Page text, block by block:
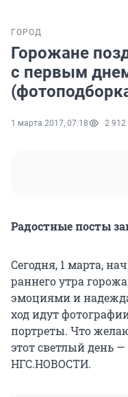
ГОРОД
Горожане
с первым
1 марта 2017, 07:18 2 912
Радостные посты
Сегодня, 1 марта,
раннего утра
эмоциями и
ход идут
портреты. Что
этот светлый день
НГС.НОВОСТИ.